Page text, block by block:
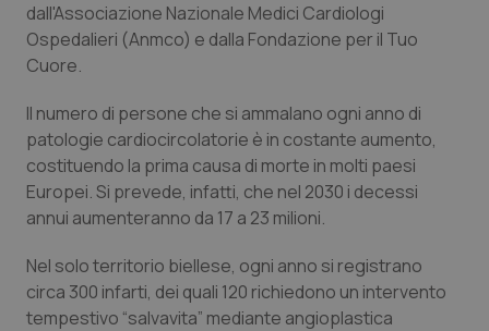
Friuli Venezia Giulia
Liguria
Lombardia
Molise
Dermatite Atopica
Disturbi dell’umore
Dolore
Epatiti
dall'Associazione Nazionale Medici Cardiologi
Ospedalieri (Anmco) e dalla Fondazione per il Tuo
Cuore.
Il numero di persone che si ammalano ogni anno di
patologie cardiocircolatorie è in costante aumento,
costituendo la prima causa di morte in molti paesi
Europei. Si prevede, infatti, che nel 2030 i decessi
annui aumenteranno da 17 a 23 milioni.
Nel solo territorio biellese, ogni anno si registrano
circa 300 infarti, dei quali 120 richiedono un intervento
tempestivo “salvavita” mediante angioplastica